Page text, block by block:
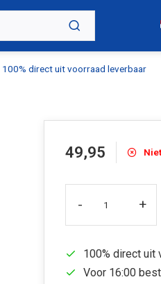
100% direct uit voorraad leverbaar
49,95
- +
100% direct uit
Voor 16:00